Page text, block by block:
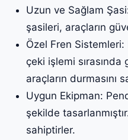
Uzun ve Sağlam
şasileri, araçların
Özel Fren
çeki işlemi
araçların durmasını
Uygun Ekipman:
şekilde
sahiptirler.